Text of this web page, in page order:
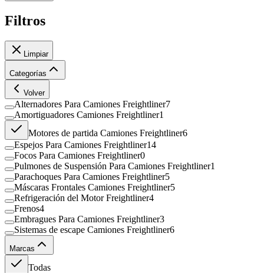
Filtros
Limpiar
Categorías
Volver
Alternadores Para Camiones Freightliner7
Amortiguadores Camiones Freightliner1
Motores de partida Camiones Freightliner6
Espejos Para Camiones Freightliner14
Focos Para Camiones Freightliner0
Pulmones de Suspensión Para Camiones Freightliner1
Parachoques Para Camiones Freightliner5
Máscaras Frontales Camiones Freightliner5
Refrigeración del Motor Freightliner4
Frenos4
Embragues Para Camiones Freightliner3
Sistemas de escape Camiones Freightliner6
Marcas
Todas